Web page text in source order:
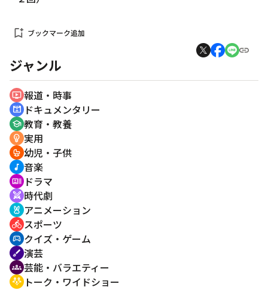
bookmark_add ブックマーク追加
ジャンル
ondemand_video 報道・時事
cinematic_blur ドキュメンタリー
school 教育・教養
emoji_objects 実用
crib 幼児・子供
music_note 音楽
recent_actors ドラマ
swords 時代劇
cruelty_free アニメーション
directions_bike スポーツ
sports_esports クイズ・ゲーム
brush 演芸
groups 芸能・バラエティー
adaptive_audio_mic トーク・ワイドショー